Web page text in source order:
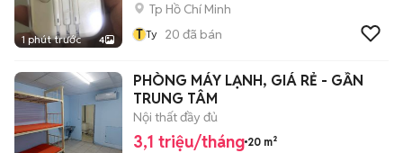
1 phút trước 4
Tp Hồ Chí Minh
T Ty 20 đã bán
PHÒNG MÁY LẠNH, GIÁ RẺ - GẦN
TRUNG TÂM
Nội thất đầy đủ
3,1 triệu/tháng 20 m²